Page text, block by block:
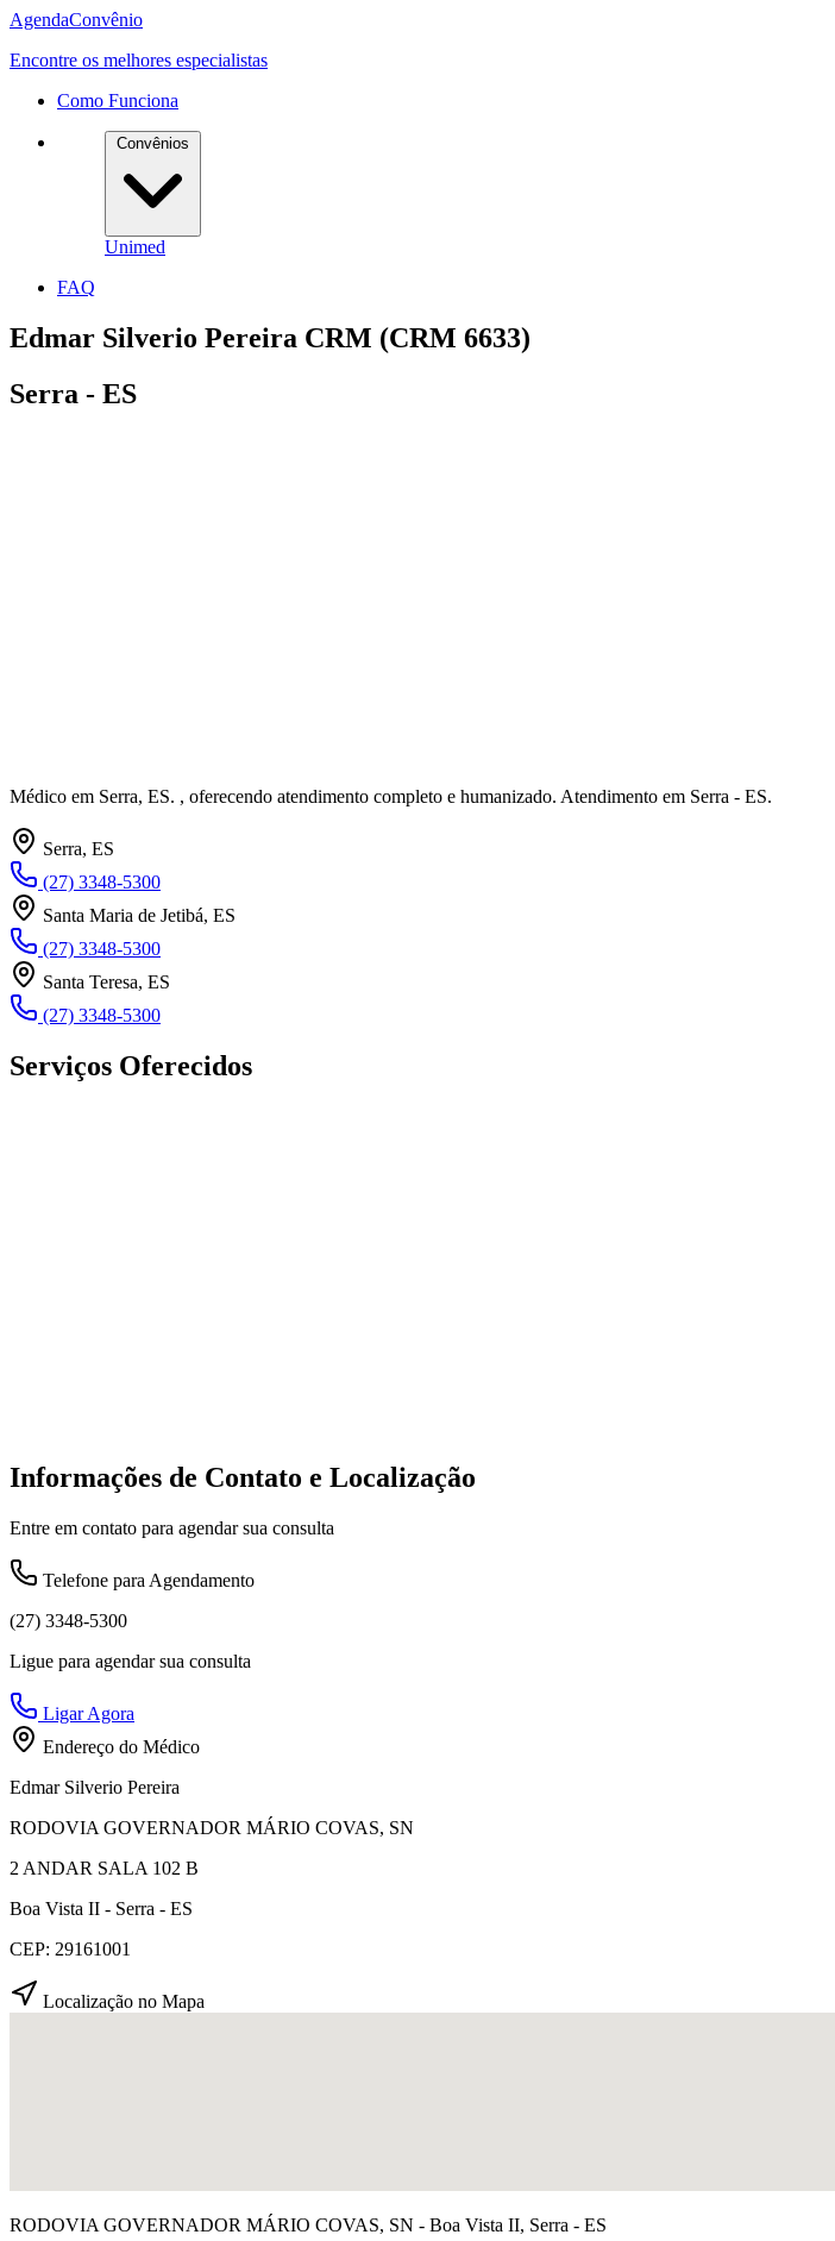
AgendaConvênio
Encontre os melhores especialistas
Como Funciona
Convênios
Unimed
FAQ
Edmar Silverio Pereira CRM (CRM 6633)
Serra - ES
Médico em Serra, ES. , oferecendo atendimento completo e humanizado. Atendimento em Serra - ES.
Serra, ES
(27) 3348-5300
Santa Maria de Jetibá, ES
(27) 3348-5300
Santa Teresa, ES
(27) 3348-5300
Serviços Oferecidos
Informações de Contato e Localização
Entre em contato para agendar sua consulta
Telefone para Agendamento
(27) 3348-5300
Ligue para agendar sua consulta
Ligar Agora
Endereço do Médico
Edmar Silverio Pereira
RODOVIA GOVERNADOR MÁRIO COVAS, SN
2 ANDAR SALA 102 B
Boa Vista II - Serra - ES
CEP: 29161001
Localização no Mapa
RODOVIA GOVERNADOR MÁRIO COVAS, SN - Boa Vista II, Serra - ES